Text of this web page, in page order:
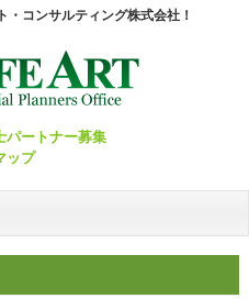
コンサルティング株式会社！
パートナー募集
ップ